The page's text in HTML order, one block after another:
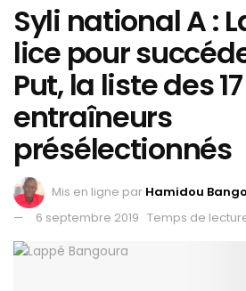
Syli national A :
lice pour
Put, la liste des 17
entraîneurs
présélectionnés
Mis en ligne par Hamidou
6 septembre 2019 Temps de